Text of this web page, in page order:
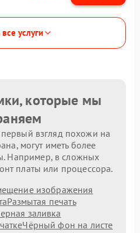
услуги
которые мы
взгляд похожи на
могут иметь более
Например, в сложных
платы или процессора.
изображения
Размытая печать
заливка
Чёрный фон на листе